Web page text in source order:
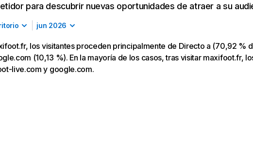
para descubrir nuevas oportunidades de atraer a su
jun 2026
los visitantes proceden principalmente de Directo a (70,92 %
(10,13 %). En la mayoría de los casos, tras visitar maxifoot.fr,
live.com y google.com.